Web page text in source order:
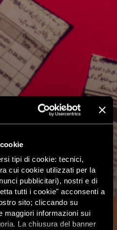
tipi di cookie: tecnici,
cui cookie utilizzati per la
pubblicitari), nostri e di
tutti i cookie" acconsenti a
sito; cliccando su
maggiori informazioni sui
La chiusura del banner